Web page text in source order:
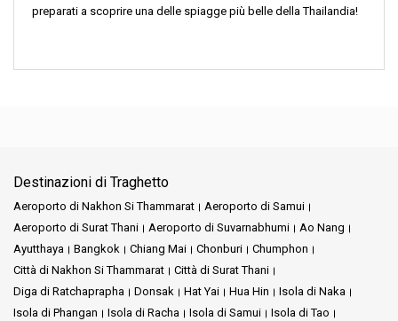
preparati a scoprire una delle spiagge più belle della Thailandia!
Destinazioni di Traghetto
Aeroporto di Nakhon Si Thammarat
Aeroporto di Samui
Aeroporto di Surat Thani
Aeroporto di Suvarnabhumi
Ao Nang
Ayutthaya
Bangkok Chiang Mai Chonburi
Chumphon
Città di Nakhon Si Thammarat
Città di Surat Thani
Diga di Ratchaprapha
Donsak Hat Yai Hua Hin
Isola di Naka
Isola di Phangan
Isola di Racha Isola di Samui
Isola di Tao